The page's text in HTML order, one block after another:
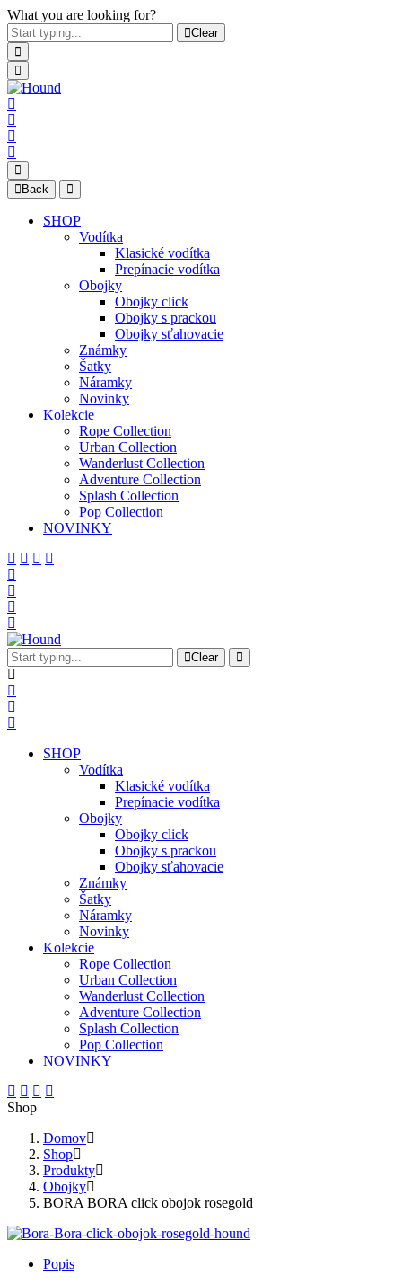
What you are looking for?
Clear
Back
SHOP
Vodítka
Klasické vodítka
Prepínacie vodítka
Obojky
Obojky click
Obojky s prackou
Obojky sťahovacie
Známky
Šatky
Náramky
Novinky
Kolekcie
Rope Collection
Urban Collection
Wanderlust Collection
Adventure Collection
Splash Collection
Pop Collection
NOVINKY
Clear
SHOP
Vodítka
Klasické vodítka
Prepínacie vodítka
Obojky
Obojky click
Obojky s prackou
Obojky sťahovacie
Známky
Šatky
Náramky
Novinky
Kolekcie
Rope Collection
Urban Collection
Wanderlust Collection
Adventure Collection
Splash Collection
Pop Collection
NOVINKY
Shop
Domov
Shop
Produkty
Obojky
BORA BORA click obojok rosegold
Popis